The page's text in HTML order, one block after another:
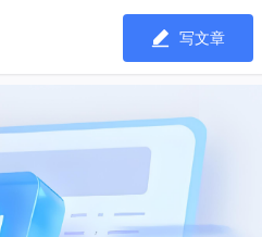
写文章